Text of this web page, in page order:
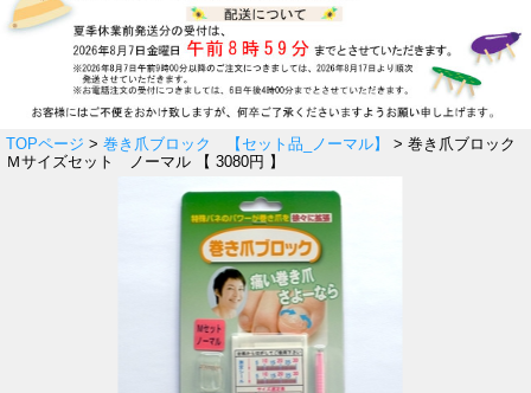
TOPページ > 巻き爪ブロック 【セット品_ノーマル】
> 巻き爪ブロック
Ｍサイズセット ノーマル 【 3080円 】